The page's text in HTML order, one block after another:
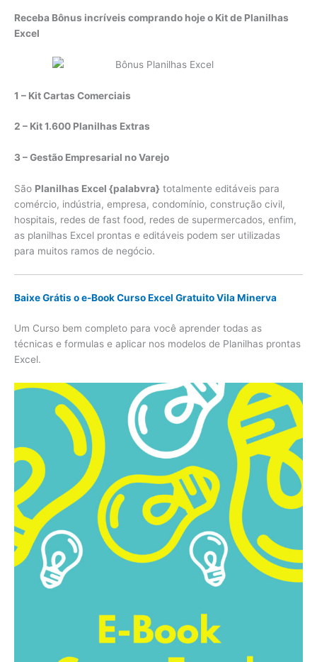
Receba Bônus incríveis comprando hoje o Kit de Planilhas
Excel
1 – Kit Cartas Comerciais
2 – Kit 1.600 Planilhas Extras
3 – Gestão Empresarial no Varejo
São Planilhas Excel {palabvra} totalmente editáveis para
comércio, indústria, empresa, condomínio, construção civil,
hospitais, redes de fast food, redes de supermercados, enfim,
as planilhas Excel prontas e editáveis podem ser utilizadas
para muitos ramos de negócio.
Baixe Grátis o e-Book Curso Excel Gratuito Vila Minerva
Um Curso bem completo para você aprender todas as
técnicas e formulas e aplicar nos modelos de Planilhas prontas
Excel.